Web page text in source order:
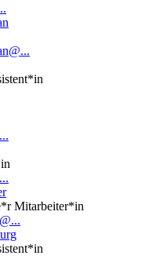
Mitarbeiter*in